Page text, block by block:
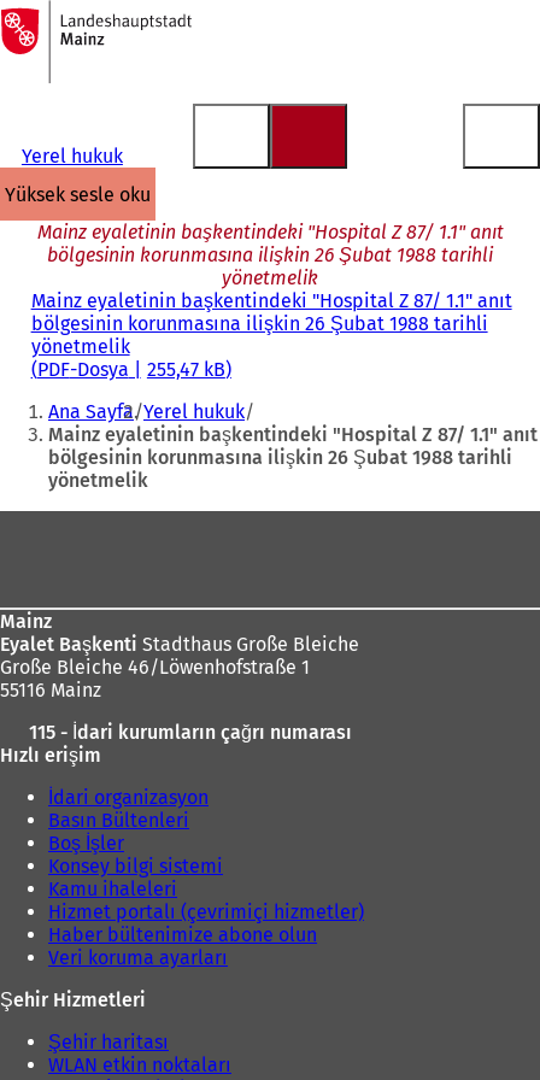
İçeriğe atla
Ana
sayfaya
Yerel hukuk
yüksek sesle oku
Mainz eyaletinin başkentindeki "Hospital Z 87/ 1.1" anıt
bölgesinin korunmasına ilişkin 26 Şubat 1988 tarihli
yönetmelik
Mainz eyaletinin başkentindeki "Hospital Z 87/ 1.1" anıt
bölgesinin korunmasına ilişkin 26 Şubat 1988 tarihli
yönetmelik
PDF-Dosya 255,47 kB
Buradasınız:
Ana Sayfa Yerel hukuk
Mainz eyaletinin başkentindeki "Hospital Z 87/ 1.1" anıt
bölgesinin korunmasına ilişkin 26 Şubat 1988 tarihli
yönetmelik
Mainz
Eyalet Başkenti Stadthaus Große Bleiche
Große Bleiche 46/Löwenhofstraße 1
55116 Mainz
115 - İdari kurumların çağrı numarası
Hızlı erişim
İdari organizasyon
Basın Bültenleri
Boş İşler
Konsey bilgi sistemi
Kamu ihaleleri
Hizmet portalı (çevrimiçi hizmetler)
Haber bültenimize abone olun
Veri koruma ayarları
Şehir Hizmetleri
Şehir haritası
WLAN etkin noktaları